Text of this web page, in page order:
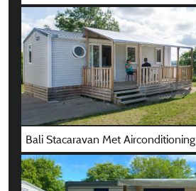
Bali Stacaravan Met Airconditioning